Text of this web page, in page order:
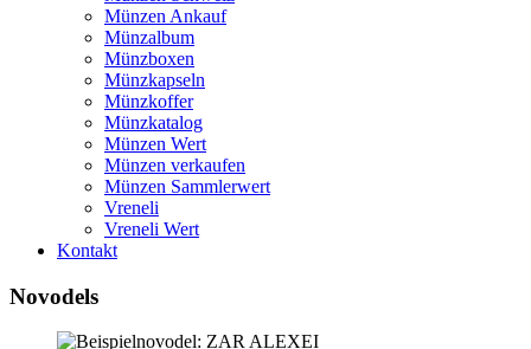
Münzen Ankauf
Münzalbum
Münzboxen
Münzkapseln
Münzkoffer
Münzkatalog
Münzen Wert
Münzen verkaufen
Münzen Sammlerwert
Vreneli
Vreneli Wert
Kontakt
Novodels